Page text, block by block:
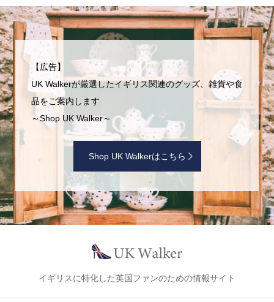
【広告】
UK Walkerが厳選したイギリス関連のグッズ、雑貨や食
品をご案内します
～Shop UK Walker～
Shop UK Walkerはこちら
イギリスに特化した英国ファンのための情報サイト